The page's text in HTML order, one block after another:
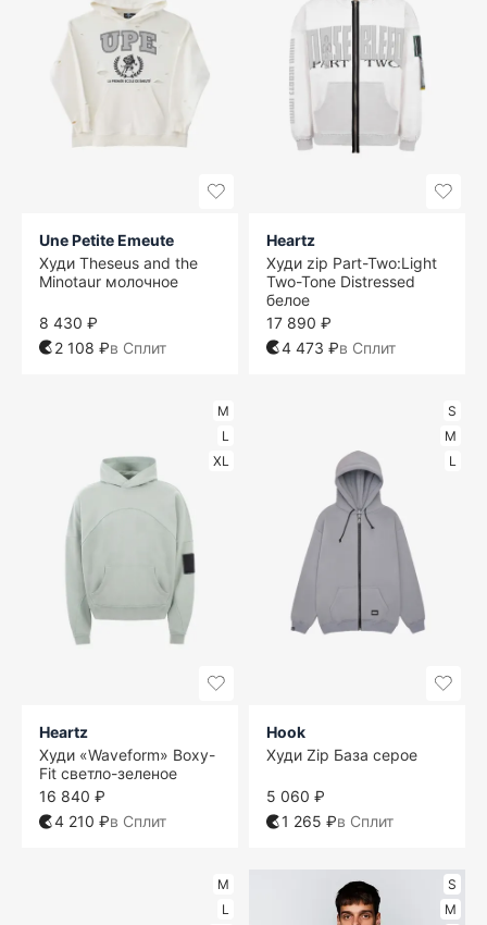
Une Petite Emeute
Худи Theseus and the
Minotaur молочное
8 430 ₽
2 108 ₽в Сплит
Heartz
Худи zip Part-Two:Light
Two-Tone Distressed
белое
17 890 ₽
4 473 ₽в Сплит
M
L
XL
Heartz
Худи «Waveform» Boxy-
Fit светло-зеленое
16 840 ₽
4 210 ₽в Сплит
S
M
L
Hook
Худи Zip База серое
5 060 ₽
1 265 ₽в Сплит
M
L
S
M